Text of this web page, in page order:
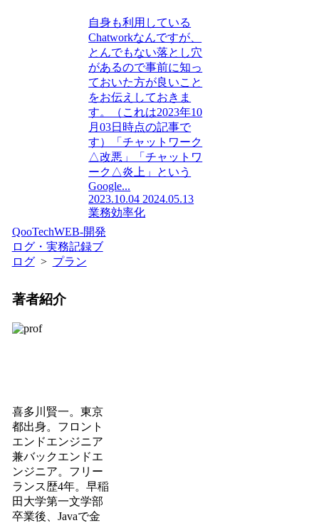
自身も利用している
Chatworkなんですが、
とんでもない落とし穴
があるので事前に知っ
ておいた方が良いこと
をお伝えしておきま
す。（これは2023年10
月03日時点の記事で
す）「チャットワーク
△改悪」「チャットワ
ーク△炎上」という
Google...
2023.10.04 2024.05.13
業務効率化
QooTechWEB-開発
ログ・実務記録ブ
ログ> プラン
著者紹介
喜多川賢一。東京
都出身。フロント
エンドエンジニア
兼バックエンドエ
ンジニア。フリー
ランス歴4年。早稲
田大学第一文学部
卒業後、Javaで金